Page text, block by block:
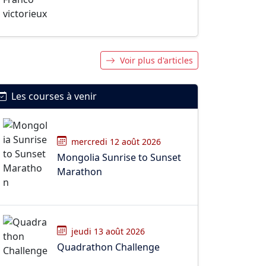
Voir plus d'articles
Les courses à venir
mercredi 12 août 2026
Mongolia Sunrise to Sunset
Marathon
jeudi 13 août 2026
Quadrathon Challenge